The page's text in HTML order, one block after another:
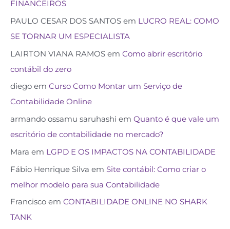
FINANCEIROS
PAULO CESAR DOS SANTOS em LUCRO REAL: COMO
SE TORNAR UM ESPECIALISTA
LAIRTON VIANA RAMOS em Como abrir escritório
contábil do zero
diego em Curso Como Montar um Serviço de
Contabilidade Online
armando ossamu saruhashi em Quanto é que vale um
escritório de contabilidade no mercado?
Mara em LGPD E OS IMPACTOS NA CONTABILIDADE
Fábio Henrique Silva em Site contábil: Como criar o
melhor modelo para sua Contabilidade
Francisco em CONTABILIDADE ONLINE NO SHARK
TANK